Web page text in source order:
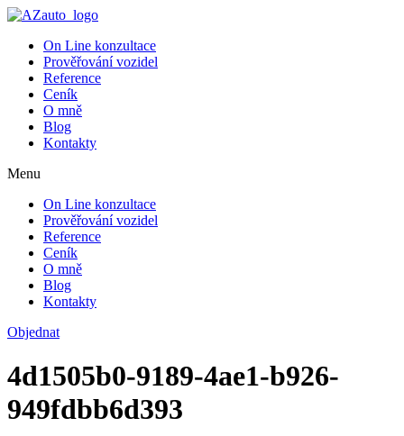
On Line konzultace
Prověřování vozidel
Reference
Ceník
O mně
Blog
Kontakty
Menu
On Line konzultace
Prověřování vozidel
Reference
Ceník
O mně
Blog
Kontakty
Objednat
4d1505b0-9189-4ae1-b926-
949fdbb6d393